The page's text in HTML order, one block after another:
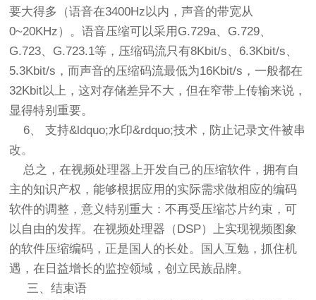
要大得多（语音在3400Hz以内，声音的带宽从
0~20KHz）。语音压缩可以采用G.729a、G.729、
G.723、G.723.1等，压缩码流只有8Kbit/s、6.3Kbit/s、
5.3Kbit/s，而声音的压缩码流最低为16Kbit/s，一般都在
32Kbit以上，这对存储差异不大，但在窄带上传输来说，
显得特别重要。
6、 支持&ldquo;水印&rdquo;技术，防止记录文件被串
改。
总之，在视频处理器上开发自己的压缩软件，拥有自
主的知识产权，能够根据应用的实际需求做相应的编码
软件的调整，意义特别重大：不再受压缩芯片约束，可
以自由的发挥。在视频处理器（DSP）上实现视频图象
的软件压缩编码，正是国人的长处。国人互勉，抓住机
遇，在日益增长的监控领域，创立民族品牌。
三、结束语